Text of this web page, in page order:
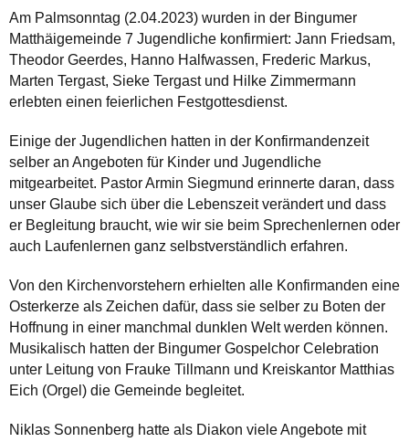
Am Palmsonntag (2.04.2023) wurden in der Bingumer
Matthäigemeinde 7 Jugendliche konfirmiert: Jann Friedsam,
Theodor Geerdes, Hanno Halfwassen, Frederic Markus,
Marten Tergast, Sieke Tergast und Hilke Zimmermann
erlebten einen feierlichen Festgottesdienst.
Einige der Jugendlichen hatten in der Konfirmandenzeit
selber an Angeboten für Kinder und Jugendliche
mitgearbeitet. Pastor Armin Siegmund erinnerte daran, dass
unser Glaube sich über die Lebenszeit verändert und dass
er Begleitung braucht, wie wir sie beim Sprechenlernen oder
auch Laufenlernen ganz selbstverständlich erfahren.
Von den Kirchenvorstehern erhielten alle Konfirmanden eine
Osterkerze als Zeichen dafür, dass sie selber zu Boten der
Hoffnung in einer manchmal dunklen Welt werden können.
Musikalisch hatten der Bingumer Gospelchor Celebration
unter Leitung von Frauke Tillmann und Kreiskantor Matthias
Eich (Orgel) die Gemeinde begleitet.
Niklas Sonnenberg hatte als Diakon viele Angebote mit